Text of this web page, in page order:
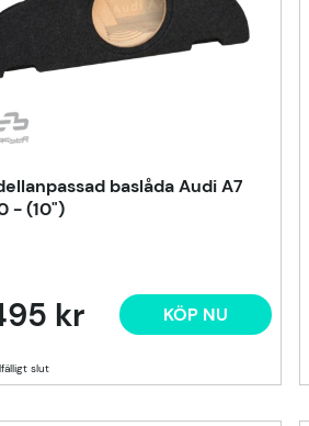
baslåda Audi A7
- (10")
kr
slut
KÖP NU